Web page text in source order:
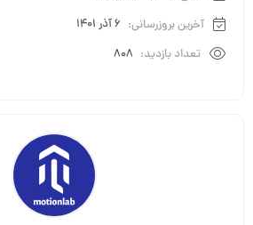
آخرین بروزرسانی: 6 آذر 1401
تعداد بازدید: 808